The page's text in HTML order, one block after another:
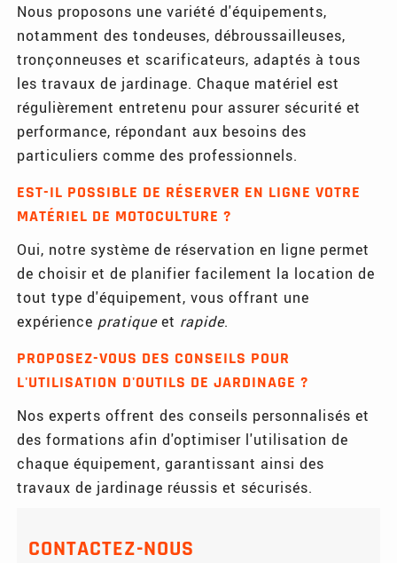
Nous proposons une variété d'équipements,
notamment des tondeuses, débroussailleuses,
tronçonneuses et scarificateurs, adaptés à tous
les travaux de jardinage. Chaque matériel est
régulièrement entretenu pour assurer sécurité et
performance, répondant aux besoins des
particuliers comme des professionnels.
EST-IL POSSIBLE DE RÉSERVER EN LIGNE VOTRE
MATÉRIEL DE MOTOCULTURE ?
Oui, notre système de réservation en ligne permet
de choisir et de planifier facilement la location de
tout type d'équipement, vous offrant une
expérience pratiqueet rapide.
PROPOSEZ-VOUS DES CONSEILS POUR
L'UTILISATION D'OUTILS DE JARDINAGE ?
Nos experts offrent des conseils personnalisés et
des formations afin d'optimiser l'utilisation de
chaque équipement, garantissant ainsi des
travaux de jardinage réussis et sécurisés.
CONTACTEZ-NOUS